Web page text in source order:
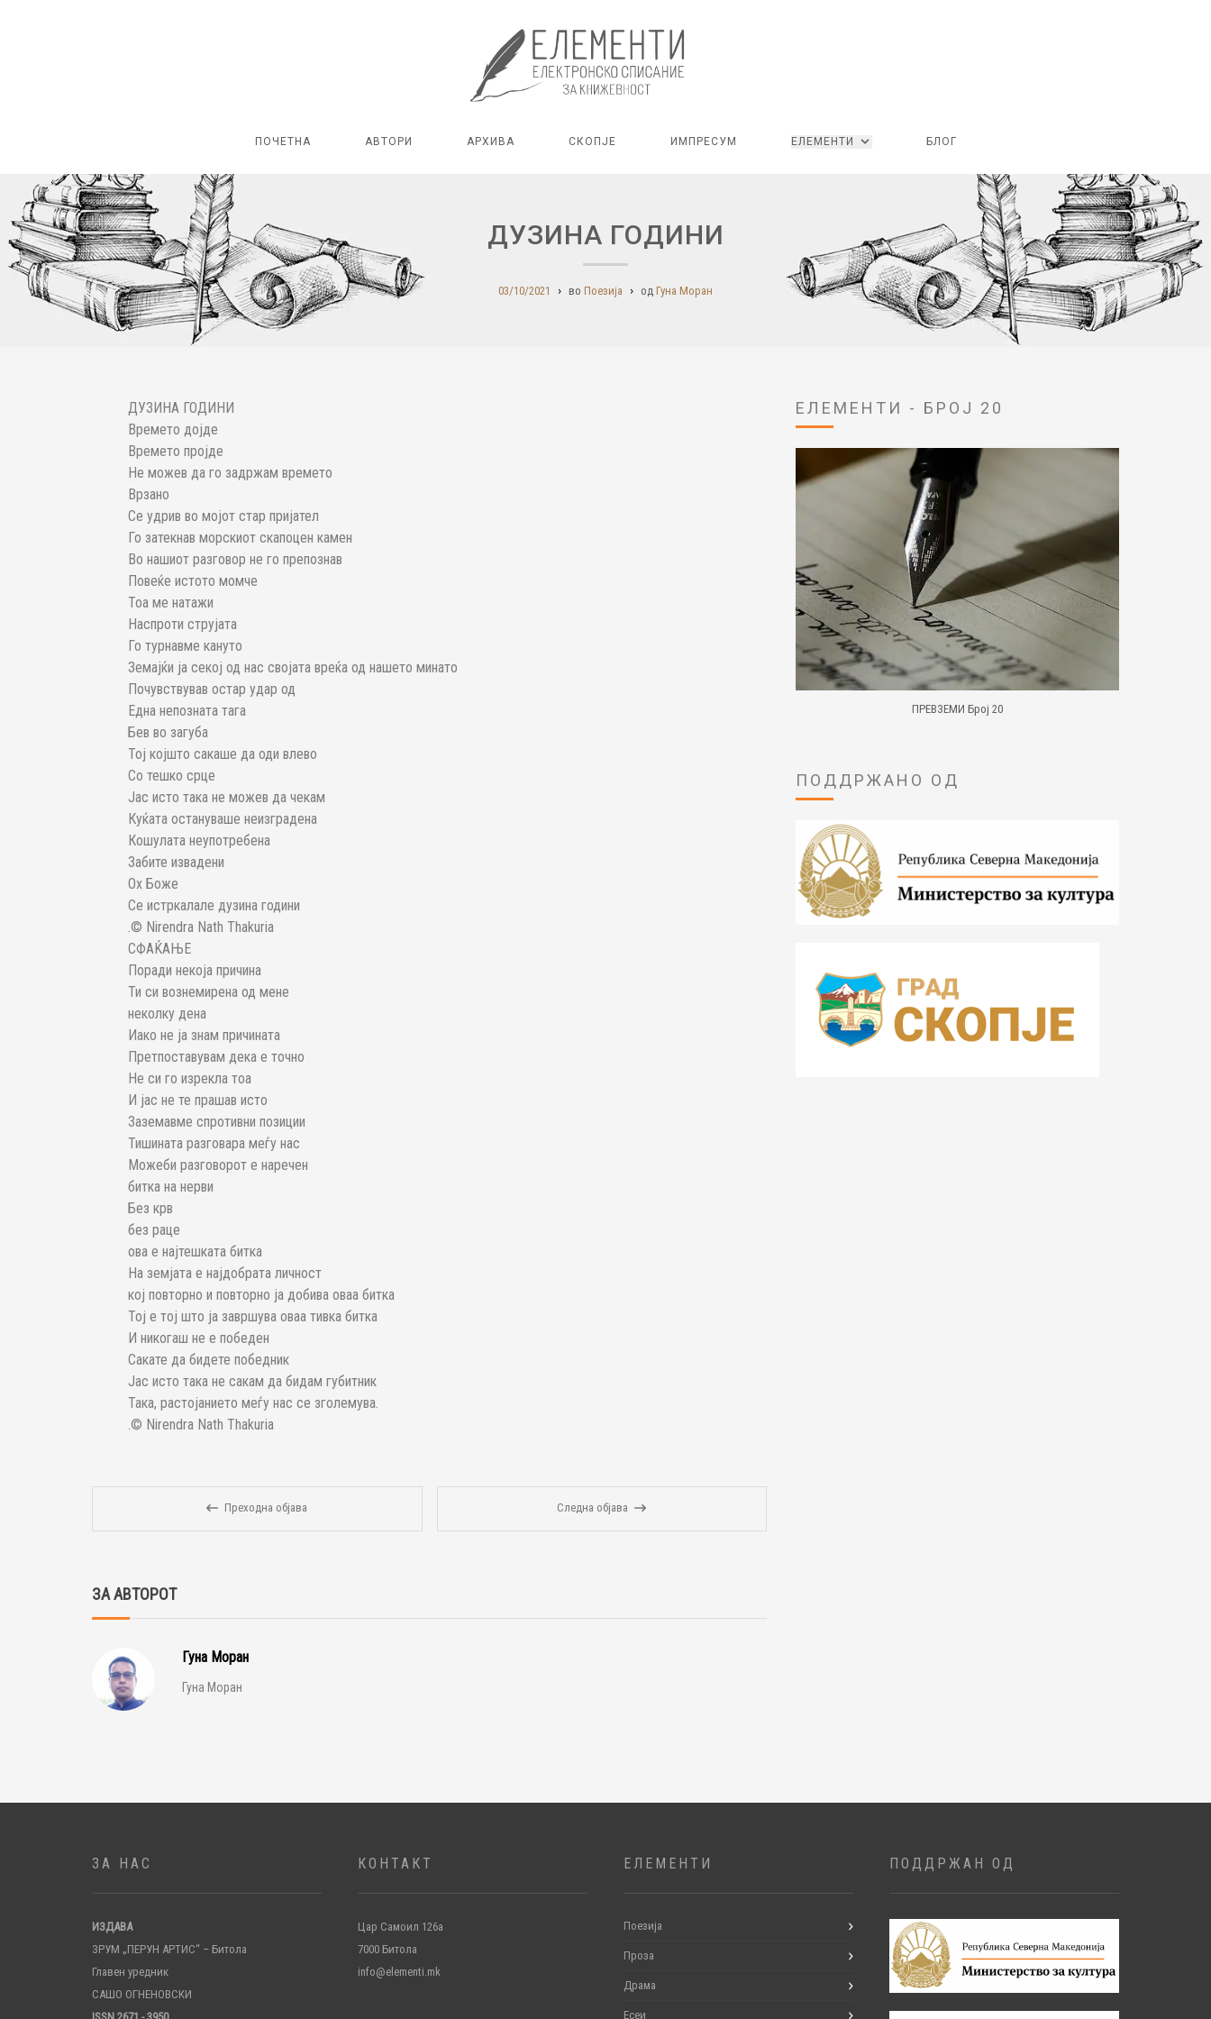
ПОЧЕТНА АВТОРИ АРХИВА СКОПЈЕ ИМПРЕСУМ ЕЛЕМЕНТИ БЛОГ
ДУЗИНА ГОДИНИ
03/10/2021 во Поезија од Гуна Моран
ДУЗИНА ГОДИНИ
Времето дојде
Времето пројде
Не можев да го задржам времето
Врзано
Се удрив во мојот стар пријател
Го затекнав морскиот скапоцен камен
Во нашиот разговор не го препознав
Повеќе истото момче
Тоа ме натажи
Наспроти струјата
Го турнавме кануто
Земајќи ја секој од нас својата вреќа од нашето минато
Почувствував остар удар од
Една непозната тага
Бев во загуба
Тој којшто сакаше да оди влево
Со тешко срце
Јас исто така не можев да чекам
Куќата остануваше неизградена
Кошулата неупотребена
Забите извадени
Ох Боже
Се истркалале дузина години
.© Nirendra Nath Thakuria
СФАЌАЊЕ
Поради некоја причина
Ти си вознемирена од мене
неколку дена
Иако не ја знам причината
Претпоставувам дека е точно
Не си го изрекла тоа
И јас не те прашав исто
Заземавме спротивни позиции
Тишината разговара меѓу нас
Можеби разговорот е наречен
битка на нерви
Без крв
без раце
ова е најтешката битка
На земјата е најдобрата личност
кој повторно и повторно ја добива оваа битка
Тој е тој што ја завршува оваа тивка битка
И никогаш не е победен
Сакате да бидете победник
Јас исто така не сакам да бидам губитник
Така, растојанието меѓу нас се зголемува.
.© Nirendra Nath Thakuria
Преходна објава Следна објава
ЗА АВТОРОТ
Гуна Моран
Гуна Моран
ЕЛЕМЕНТИ - БРОЈ 20
ПРЕВЗЕМИ Број 20
ПОДДРЖАНО ОД
ЗА НАС
ИЗДАВА
ЗРУМ „ПЕРУН АРТИС“ – Битола
Главен уредник
САШО ОГНЕНОВСКИ
КОНТАКТ
Цар Самоил 126а
7000 Битола
info@elementi.mk
ЕЛЕМЕНТИ
Поезија
Проза
Драма
Есеи
ПОДДРЖАН ОД